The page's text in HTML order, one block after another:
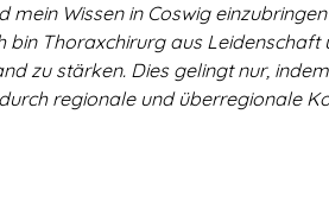
mein Wissen in Coswig
bin Thoraxchirurg aus
zu stärken. Dies gelingt nur,
regionale und überregionale